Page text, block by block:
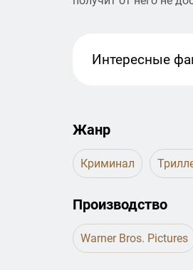
Интересные
Жанр
Криминал
Производство
Warner Bros. Pictures